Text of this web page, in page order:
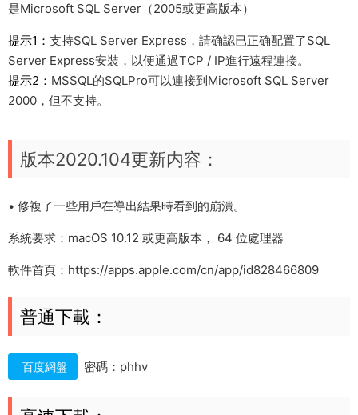
是Microsoft SQL Server（2005或更高版本）
提示1： 支持SQL Server Express，請确認已正确配置了SQL
Server Express安裝，以便通過TCP / IP進行遠程連接。
提示2： MSSQL的SQLPro可以連接到Microsoft SQL Server
2000，但不支持。
版本2020.104更新内容：
• 修複了一些用戶在導出結果時看到的崩潰。
系統要求：macOS 10.12 或更高版本， 64 位處理器
軟件首頁：https://apps.apple.com/cn/app/id828466809
普通下載：
百度網盤 密碼：phhv